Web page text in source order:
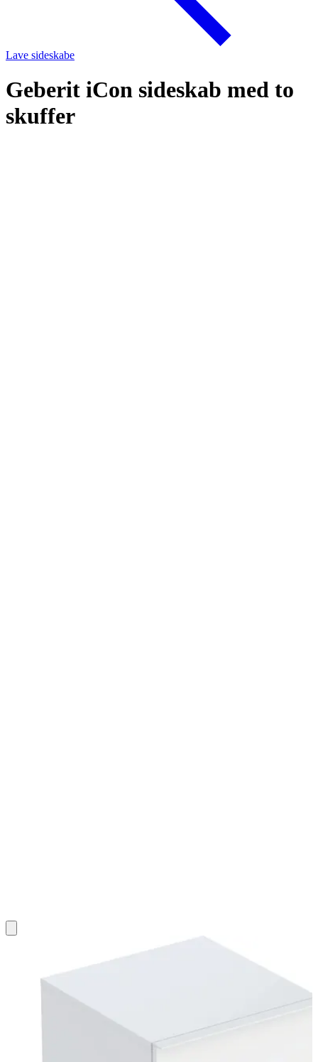
Lave sideskabe
Geberit iCon sideskab med to
skuffer